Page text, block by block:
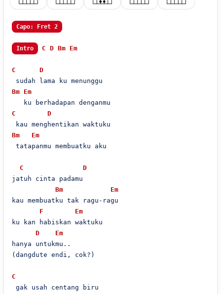
Capo: Fret 2
Intro C D Bm Em
C
D
Bm
Em
C
D
Bm
Em
tatapanmu membuatku aku
C
D
jatuh cinta padamu
Bm
Em
kau membuatku tak ragu-ragu
F
Em
ku kan habiskan waktuku
D
Em
hanya untukmu..
(dangdute endi, cok?)
C
gak usah centang biru